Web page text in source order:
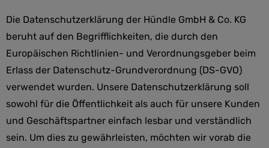
Die Datenschutzerklärung der Hündle GmbH & Co. KG
beruht auf den Begrifflichkeiten, die durch den
Europäischen Richtlinien- und Verordnungsgeber beim
Erlass der Datenschutz-Grundverordnung (DS-GVO)
verwendet wurden. Unsere Datenschutzerklärung soll
sowohl für die Öffentlichkeit als auch für unsere Kunden
und Geschäftspartner einfach lesbar und verständlich
sein. Um dies zu gewährleisten, möchten wir vorab die